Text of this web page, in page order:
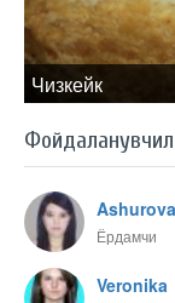
Чизкейк
Ashurova
Ёрдамчи
Veronika